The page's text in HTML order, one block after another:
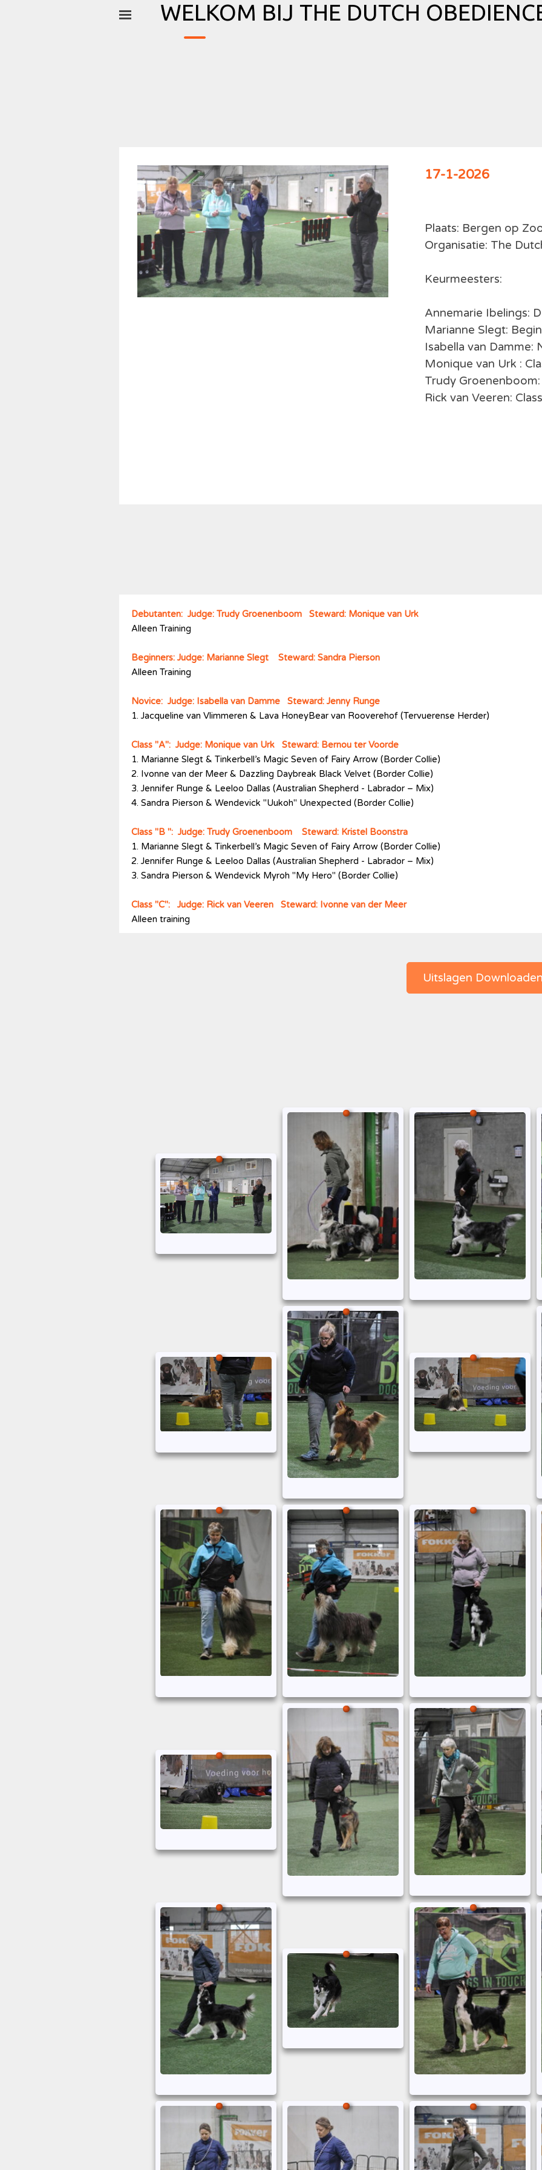
_
WELKOM BIJ THE DUTCH
Menu overslaan
17-1-2026
Plaats: Bergen op
Organisatie: The
Keurmeesters:
Annemarie Ibelings:
Marianne Slegt:
Isabella van Damme:
Monique van Urk :
Trudy Groenenboom:
Rick van Veeren:
Debutanten: Judge: Trudy Groenenboom Steward: Monique van Urk
Alleen Training
Beginners: Judge: Marianne Slegt Steward: Sandra Pierson
Alleen Training
Novice: Judge: Isabella van Damme Steward: Jenny Runge
1. Jacqueline van Vlimmeren & Lava HoneyBear van Rooverehof (Tervuerense Herder)
Class "A": Judge: Monique van Urk Steward: Bernou ter Voorde
1. Marianne Slegt & Tinkerbell’s Magic Seven of Fairy Arrow (Border Collie)
2. Ivonne van der Meer & Dazzling Daybreak Black Velvet (Border Collie)
3. Jennifer Runge & Leeloo Dallas (Australian Shepherd - Labrador – Mix)
4. Sandra Pierson & Wendevick "Uukoh" Unexpected (Border Collie)
Class "B ": Judge: Trudy Groenenboom Steward: Kristel Boonstra
1. Marianne Slegt & Tinkerbell’s Magic Seven of Fairy Arrow (Border Collie)
2. Jennifer Runge & Leeloo Dallas (Australian Shepherd - Labrador – Mix)
3. Sandra Pierson & Wendevick Myroh "My Hero" (Border Collie)
Class "C": Judge: Rick van Veeren Steward: Ivonne van der Meer
Alleen training
Uitslagen